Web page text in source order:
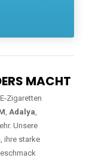
MACHT
Zigaretten
, Adalya,
Unsere
ihre starke